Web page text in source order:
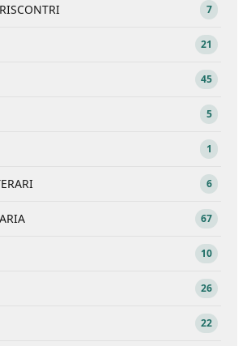
7
21
45
5
1
6
67
10
26
22